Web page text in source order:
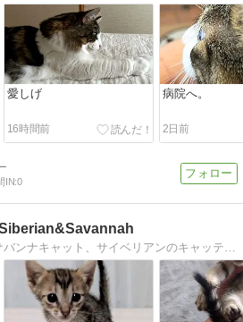
愛しげ
16時間前
病院へ。
2日前
IN:0
ノルウェージャン、サバンナキャット、サイベリアンのキャッテリーです。ヨーロッパから来てくれた親猫たちによりすばらしい子猫が生まれています。